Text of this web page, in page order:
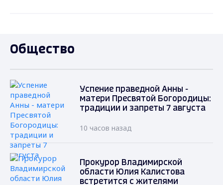
Общество
Успение праведной Анны -
матери Пресвятой Богородицы:
традиции и запреты 7 августа
10 часов назад
Прокурор Владимирской
области Юлия Калистова
встретится с жителями